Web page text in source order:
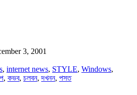
3, 2001
, internet news, STYLE, Windows,
, কভব, চলবন,দখনন, পসত